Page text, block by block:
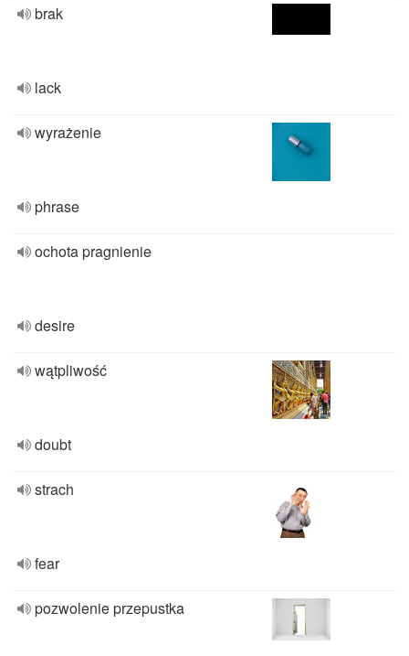
brak
lack
wyrażenie
phrase
ochota pragnienie
desire
wątpliwość
doubt
strach
fear
pozwolenie przepustka